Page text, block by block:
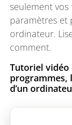
seulement vos
paramètres et
ordinateur.
comment.
Tutoriel vidéo
programmes,
d’un